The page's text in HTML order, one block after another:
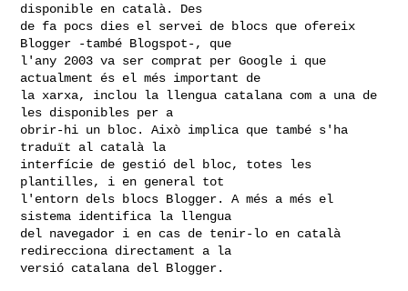
disponible en català. Des
de fa pocs dies el servei de blocs que ofereix
Blogger -també Blogspot-, que
l'any 2003 va ser comprat per Google i que
actualment és el més important de
la xarxa, inclou la llengua catalana com a una de
les disponibles per a
obrir-hi un bloc. Això implica que també s'ha
traduït al català la
interfície de gestió del bloc, totes les
plantilles, i en general tot
l'entorn dels blocs Blogger. A més a més el
sistema identifica la llengua
del navegador i en cas de tenir-lo en català
redirecciona directament a la
versió catalana del Blogger.